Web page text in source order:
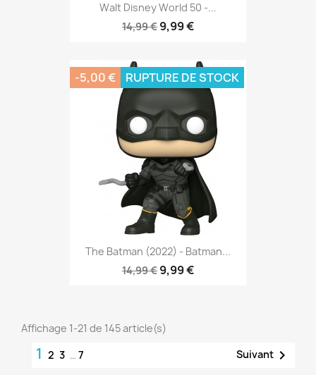
Walt Disney World 50 -...
14,99 € 9,99 €
The Batman (2022) - Batman...
14,99 € 9,99 €
-5,00 € RUPTURE DE STOCK
Affichage 1-21 de 145 article(s)
1 2 3 … 7 Suivant 